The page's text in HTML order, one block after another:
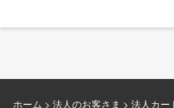
ホーム 法人のお客さま 法人カー